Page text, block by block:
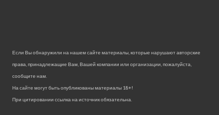
Если Вы обнаружили на нашем сайте материалы, которые нарушают авторские
права, принадлежащие Вам, Вашей компании или организации, пожалуйста,
сообщите нам.
На сайте могут быть опубликованы материалы 18+!
При цитировании ссылка на источник обязательна.